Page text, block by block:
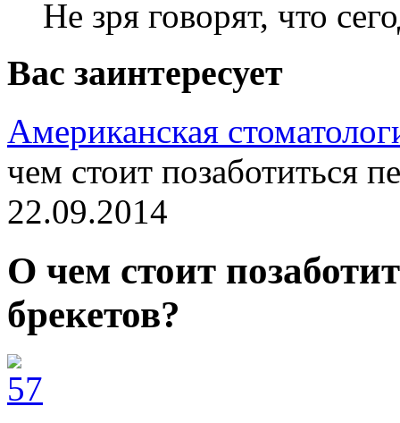
Не зря говорят, что
Вас заинтересует
Американская
чем стоит позаботиться
22.09.2014
О чем стоит
брекетов?